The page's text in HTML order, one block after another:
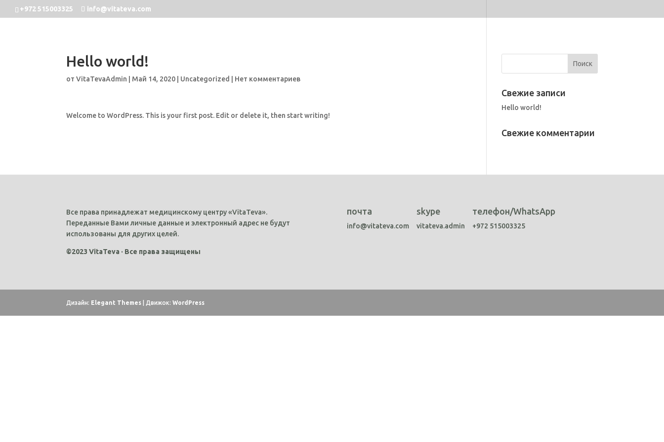
+972 515003325 info@vitateva.com
Hello world!
отVitaTevaAdmin Май 14, 2020 Uncategorized Нет комментариев
Welcome to WordPress. This is your first post. Edit or delete it, then start writing!
Свежие записи
Hello world!
Свежие комментарии
Все права принадлежат медицинскому центру «VitaTeva».
Переданные Вами личные данные и электронный адрес не будут
использованы для других целей.
©2023 VitaTeva · Все права защищены
почта
info@vitateva.com
skype
vitateva.admin
телефон/WhatsApp
+972 515003325
Дизайн: Elegant Themes | Движок:WordPress